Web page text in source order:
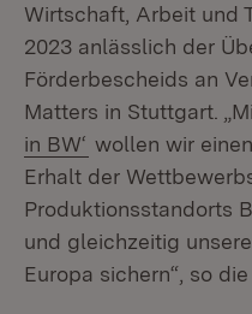
Wirtschaft, Arbeit und
2023 anlässlich der
Förderbescheids an
Matters in Stuttgart.
in BW‘ (Öffnet in
wollen wir
Erhalt der
Produktionsstandorts
und gleichzeitig
Europa sichern“, so